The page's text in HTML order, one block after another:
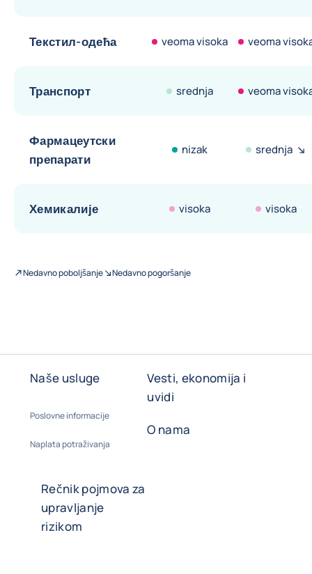
Текстил-одећа veoma visoka veoma
Транспорт srednja veoma
Фармацеутски
препарати
nizak srednja
Хемикалије visoka visoka
Nedavno poboljšanje Nedavno pogoršanje
Naše usluge
Poslovne informacije
Naplata potraživanja
Vesti, ekonomija i
uvidi
O nama
Rečnik pojmova za
upravljanje
rizikom